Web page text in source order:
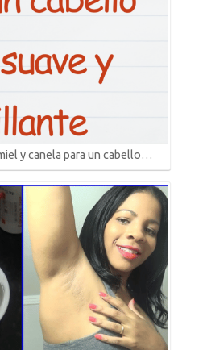
y canela para un cabello…